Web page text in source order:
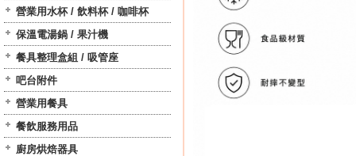
營業用水杯 / 飲料杯 / 咖啡杯
保溫電湯鍋 / 果汁機
餐具整理盒組 / 吸管座
吧台附件
營業用餐具
餐飲服務用品
廚房烘焙器具